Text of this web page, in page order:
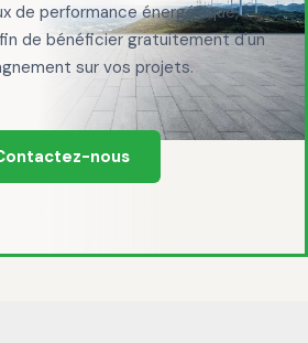
de performance énergétique,
de bénéficier gratuitement d'un
sur vos projets.
nous